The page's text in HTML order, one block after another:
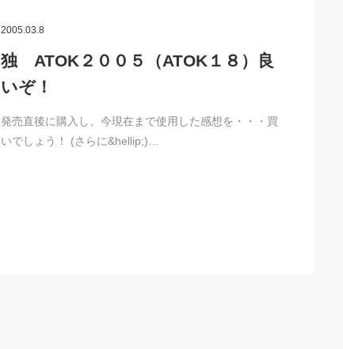
2005.03.8
独 ATOK２００５（ATOK１８）良
いぞ！
発売直後に購入し、今現在まで使用した感想を・・・買
いでしょう！ (さらに&hellip;)…